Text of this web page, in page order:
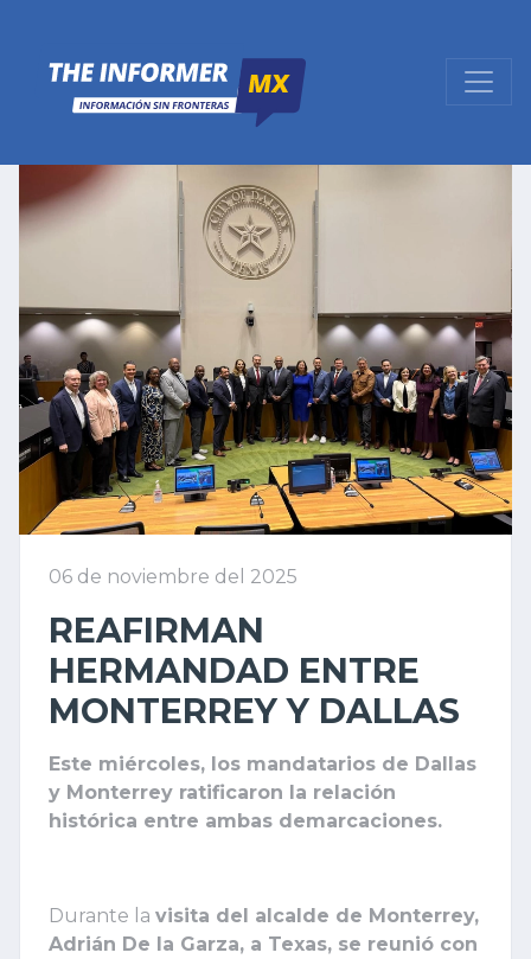
06 de noviembre del 2025
REAFIRMAN
HERMANDAD ENTRE
MONTERREY Y DALLAS
Este miércoles, los mandatarios de Dallas
y Monterrey ratificaron la relación
histórica entre ambas demarcaciones.
Durante la visita del alcalde de Monterrey,
Adrián De la Garza, a Texas, se reunió con